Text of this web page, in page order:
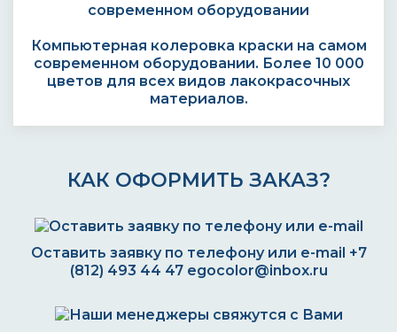
Компьютерная колеровка краски на самом
современном оборудовании. Более 10 000
цветов для всех видов лакокрасочных
материалов.
КАК ОФОРМИТЬ ЗАКАЗ?
Оставить заявку по телефону или e-mail +7
(812) 493 44 47 egocolor@inbox.ru